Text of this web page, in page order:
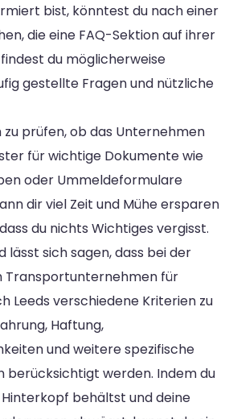
bist, könntest du nach einer
die eine FAQ-Sektion auf ihrer
du möglicherweise
gestellte Fragen und nützliche
zu prüfen, ob das Unternehmen
für wichtige Dokumente wie
oder Ummeldeformulare
dir viel Zeit und Mühe ersparen
du nichts Wichtiges vergisst.
lässt sich sagen, dass bei der
Transportunternehmen für
Leeds verschiedene Kriterien zu
Haftung,
und weitere spezifische
berücksichtigt werden. Indem du
behältst und deine